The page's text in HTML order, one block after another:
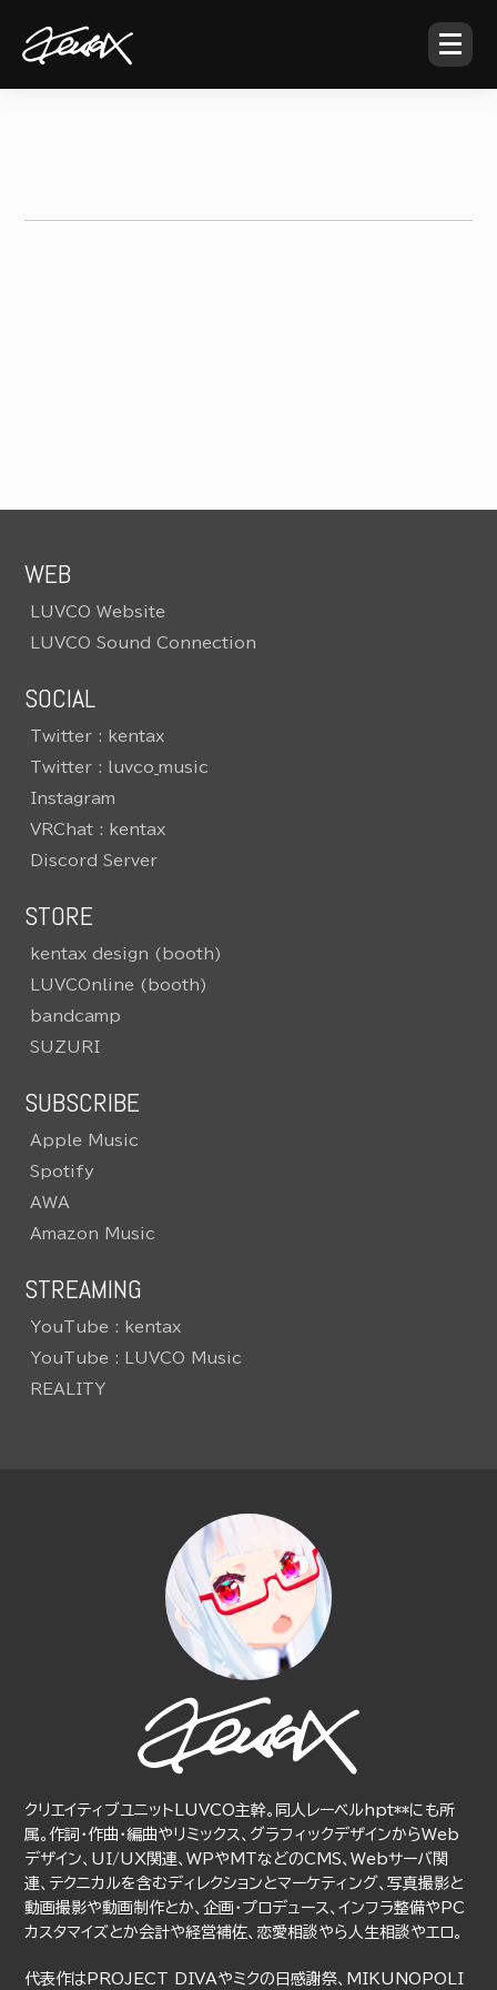
WEB
LUVCO Website
LUVCO Sound Connection
SOCIAL
Twitter : kentax
Twitter : luvco_music
Instagram
VRChat : kentax
Discord Server
STORE
kentax design (booth)
LUVCOnline (booth)
bandcamp
SUZURI
SUBSCRIBE
Apple Music
Spotify
AWA
Amazon Music
STREAMING
YouTube : kentax
YouTube : LUVCO Music
REALITY
クリエイティブユニットLUVCO主幹。同人レーベルhpt**にも所
属。作詞・作曲・編曲やリミックス、グラフィックデザインからWeb
デザイン、UI/UX関連、WPやMTなどのCMS、Webサーバ関
連、テクニカルを含むディレクションとマーケティング、写真撮影と
動画撮影や動画制作とか、企画・プロデュース、インフラ整備やPC
カスタマイズとか会計や経営補佐、恋愛相談やら人生相談やエロ。
代表作はPROJECT DIVAやミクの日感謝祭、MIKUNOPOLI